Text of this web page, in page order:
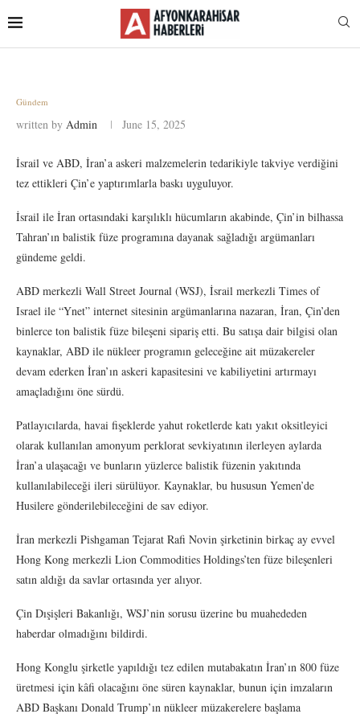
Gündem
written by Admin June 15, 2025
İsrail ve ABD, İran’a askeri malzemelerin tedarikiyle takviye verdiğini
tez ettikleri Çin’e yaptırımlarla baskı uyguluyor.
İsrail ile İran ortasındaki karşılıklı hücumların akabinde, Çin’in bilhassa
Tahran’ın balistik füze programına dayanak sağladığı argümanları
gündeme geldi.
ABD merkezli Wall Street Journal (WSJ), İsrail merkezli Times of
Israel ile “Ynet” internet sitesinin argümanlarına nazaran, İran, Çin’den
binlerce ton balistik füze bileşeni sipariş etti. Bu satışa dair bilgisi olan
kaynaklar, ABD ile nükleer programın geleceğine ait müzakereler
devam ederken İran’ın askeri kapasitesini ve kabiliyetini artırmayı
amaçladığını öne sürdü.
Patlayıcılarda, havai fişeklerde yahut roketlerde katı yakıt oksitleyici
olarak kullanılan amonyum perklorat sevkiyatının ilerleyen aylarda
İran’a ulaşacağı ve bunların yüzlerce balistik füzenin yakıtında
kullanılabileceği ileri sürülüyor. Kaynaklar, bu hususun Yemen’de
Husilere gönderilebileceğini de sav ediyor.
İran merkezli Pishgaman Tejarat Rafi Novin şirketinin birkaç ay evvel
Hong Kong merkezli Lion Commodities Holdings’ten füze bileşenleri
satın aldığı da savlar ortasında yer alıyor.
Çin Dışişleri Bakanlığı, WSJ’nin sorusu üzerine bu muahededen
haberdar olmadığını bildirdi.
Hong Konglu şirketle yapıldığı tez edilen mutabakatın İran’ın 800 füze
üretmesi için kâfi olacağını öne süren kaynaklar, bunun için imzaların
ABD Başkanı Donald Trump’ın nükleer müzakerelere başlama